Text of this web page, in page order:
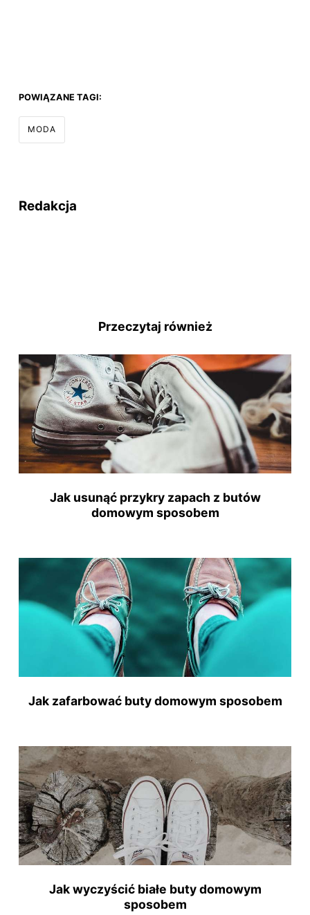
POWIĄZANE TAGI:
MODA
Redakcja
Przeczytaj również
Jak usunąć przykry zapach z butów
domowym sposobem
Jak zafarbować buty domowym sposobem
Jak wyczyścić białe buty domowym
sposobem